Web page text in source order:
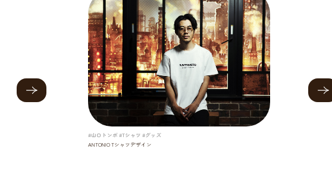
#山口トンボ #Tシャツ #グッズ
ANTONIO Tシャツデザイン